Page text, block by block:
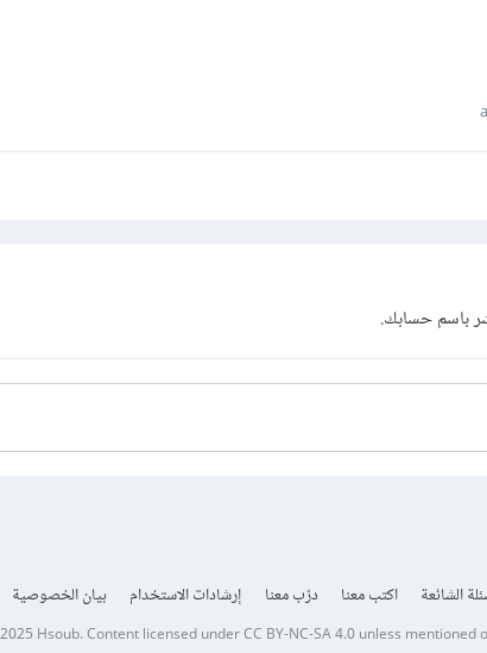
باسم حسابك.
الشائعة اكتب معنا درّب معنا إرشادات الاستخدام بيان الخصوصية
Hsoub.Content licensed underCC BY-NC-SA 4.0unless mentioned